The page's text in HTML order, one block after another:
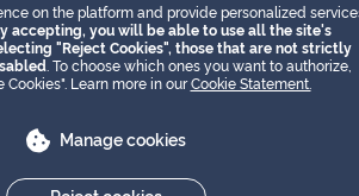
on the platform and provide personalized
accepting, you will be able to use all the site's
"Reject Cookies", those that are not strictly
. To choose which ones you want to authorize,
Cookies". Learn more in ourCookie Statement.
Manage cookies